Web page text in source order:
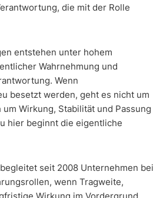
die mit der Rolle
entstehen unter hohem
Wahrnehmung und
Wenn
besetzt werden, geht es nicht um
Wirkung, Stabilität und Passung
hier beginnt die eigentliche
seit 2008 Unternehmen bei
wenn Tragweite,